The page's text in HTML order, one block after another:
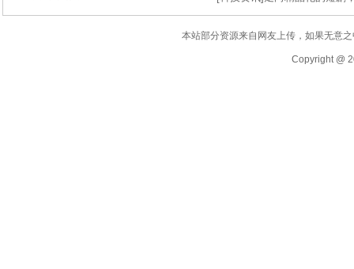
本站部分资源来自网友上传，如果无意
Copyright @